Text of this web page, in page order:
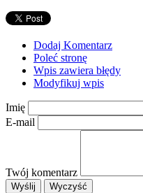
Dodaj Komentarz
Poleć stronę
Wpis zawiera błędy
Modyfikuj wpis
Imię
E-mail
Twój komentarz